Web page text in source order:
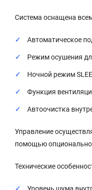
Система оснащена
Автоматическое
Режим осушения
Ночной режим
Функция
Автоочистка
Управление
помощью
Технические